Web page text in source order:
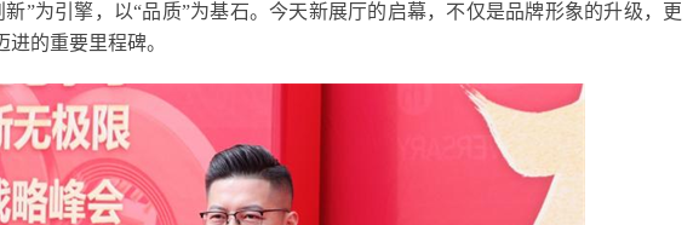
”为引擎，以“品质”为基石。今天新展厅的启幕，不仅是品牌形象的升级，更
进的重要里程碑。